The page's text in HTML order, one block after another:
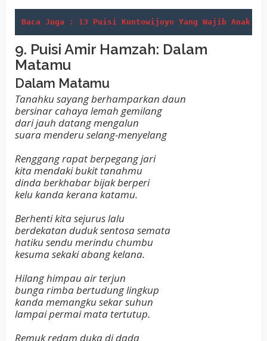
Baca Juga : 13 Puisi Kuntowijoyo Yang Wajib Anak
9. Puisi Amir Hamzah: Dalam
Matamu
Dalam Matamu
Tanahku sayang berhamparkan daun
bersinar cahaya lemah gemilang
dari jauh datang mengalun
suara menderu selang-menyelang
Renggang rapat berpegang jari
kita mendaki bukit tanahmu
dinda berkhabar bijak berperi
kelu kanda kerana katamu.
Berhenti kita sejurus lalu
berdekatan duduk sentosa semata
hatiku sendu merindu chumbu
kesuma sekaki abang kelana.
Hilang himpau air terjun
bunga rimba bertudung lingkup
kanda memangku sekar suhun
lampai permai mata tertutup.
Remuk redam duka di dada